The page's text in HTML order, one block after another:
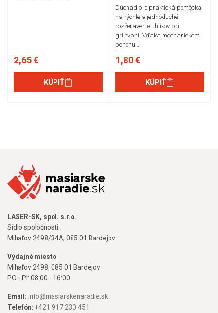
2,65 €
KÚPIŤ
Dúchadlo je praktická pomôcka
na rýchle a jednoduché
rozžeravenie uhlíkov pri
grilovaní. Vďaka mechanickému
pohonu…
1,80 €
KÚPIŤ
LASER-SK, spol. s.r.o.
Sídlo spoločnosti:
Mihaľov 2498/34A, 085 01 Bardejov
Výdajné miesto
Mihaľov 2498, 085 01 Bardejov
PO - PI: 08:00 - 16:00
Email: info@masiarskenaradie.sk
Telefón: +421 917 230 451